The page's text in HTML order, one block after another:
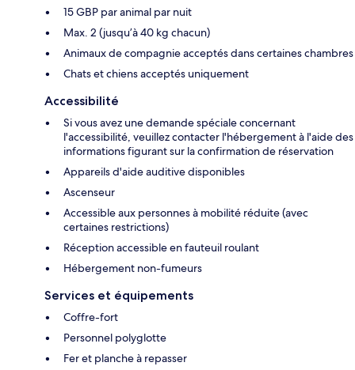
15 GBP par animal par nuit
Max. 2 (jusqu’à 40 kg chacun)
Animaux de compagnie acceptés dans certaines chambres
Chats et chiens acceptés uniquement
Accessibilité
Si vous avez une demande spéciale concernant
l'accessibilité, veuillez contacter l'hébergement à l'aide des
informations figurant sur la confirmation de réservation
Appareils d'aide auditive disponibles
Ascenseur
Accessible aux personnes à mobilité réduite (avec
certaines restrictions)
Réception accessible en fauteuil roulant
Hébergement non-fumeurs
Services et équipements
Coffre-fort
Personnel polyglotte
Fer et planche à repasser